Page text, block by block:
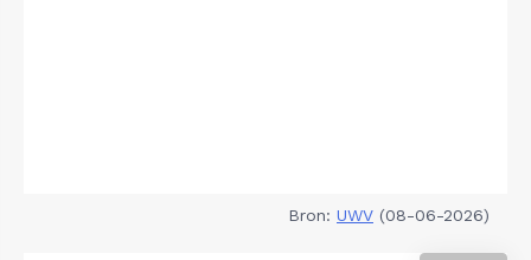
Bron: UWV (08-06-2026)